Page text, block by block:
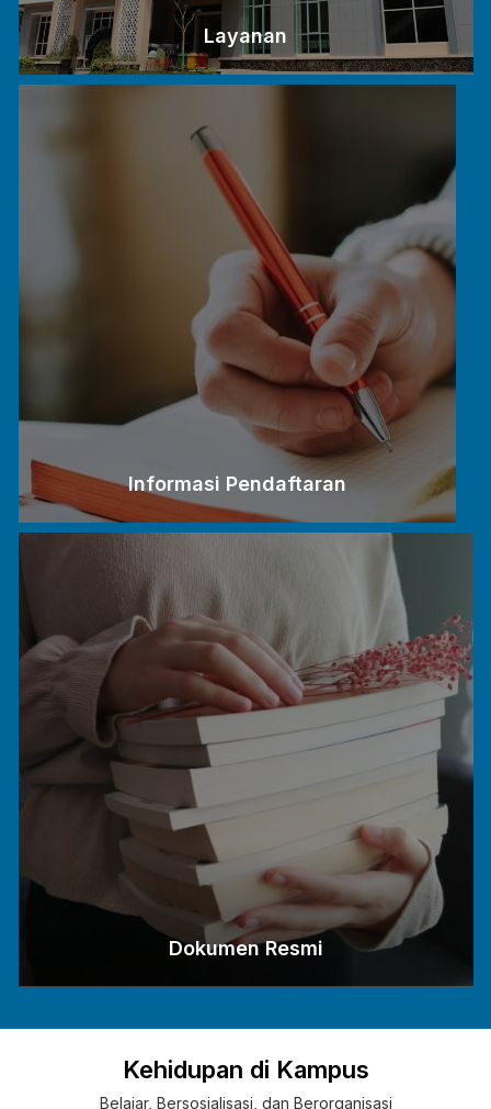
Layanan
Informasi Pendaftaran
Dokumen Resmi
Kehidupan di Kampus
Belajar, Bersosialisasi, dan Berorganisasi